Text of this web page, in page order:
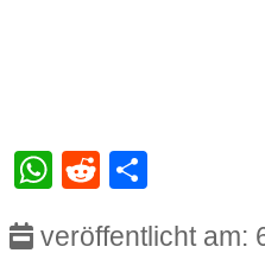
WhatsApp
Reddit
veröffentlicht am: